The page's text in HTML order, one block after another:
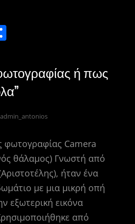
α
σ
τε
ίτ
ε
ή πως
admin_antonios
φωτογραφίας Camera
θάλαμος) Γνωστή από
ήταν ένα
με μια μικρή οπή
εξωτερική εικόνα
από